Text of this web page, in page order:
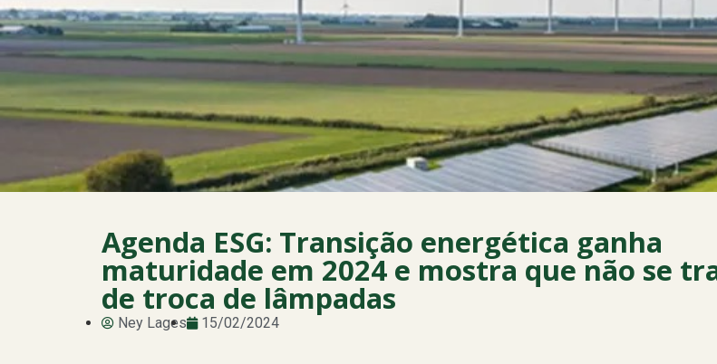
Agenda ESG: Transição energética ganha
maturidade em 2024 e mostra que não se
de troca de lâmpadas
Ney Lages 15/02/2024